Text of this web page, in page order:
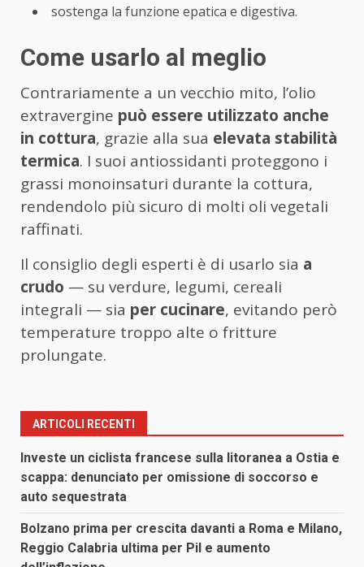
sostenga la funzione epatica e digestiva.
Come usarlo al meglio
Contrariamente a un vecchio mito, l’olio
extravergine può essere utilizzato anche
in cottura, grazie alla sua elevata stabilità
termica. I suoi antiossidanti proteggono i
grassi monoinsaturi durante la cottura,
rendendolo più sicuro di molti oli vegetali
raffinati.
Il consiglio degli esperti è di usarlo sia a
crudo — su verdure, legumi, cereali
integrali — sia per cucinare, evitando però
temperature troppo alte o fritture
prolungate.
ARTICOLI RECENTI
Investe un ciclista francese sulla litoranea a Ostia e
scappa: denunciato per omissione di soccorso e
auto sequestrata
Bolzano prima per crescita davanti a Roma e Milano,
Reggio Calabria ultima per Pil e aumento